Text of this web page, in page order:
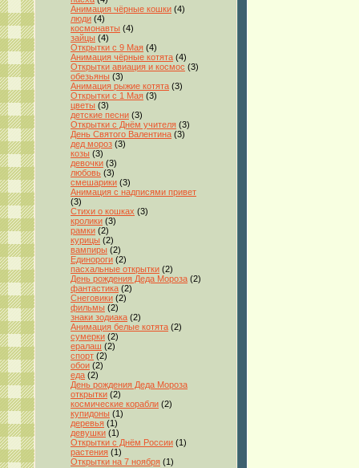
Анимация чёрные кошки (4)
люди (4)
космонавты (4)
зайцы (4)
Открытки с 9 Мая (4)
Анимация чёрные котята (4)
Открытки авиация и космос (3)
обезьяны (3)
Анимация рыжие котята (3)
Открытки с 1 Мая (3)
цветы (3)
детские песни (3)
Открытки с Днём учителя (3)
День Святого Валентина (3)
дед мороз (3)
козы (3)
девочки (3)
любовь (3)
смешарики (3)
Анимация с надписями привет
(3)
Стихи о кошках (3)
кролики (3)
рамки (2)
курицы (2)
вампиры (2)
Единороги (2)
пасхальные открытки (2)
День рождения Деда Мороза (2)
фантастика (2)
Снеговики (2)
фильмы (2)
знаки зодиака (2)
Анимация белые котята (2)
сумерки (2)
ералаш (2)
спорт (2)
обои (2)
еда (2)
День рождения Деда Мороза
открытки (2)
космические корабли (2)
купидоны (1)
деревья (1)
девушки (1)
Открытки с Днём России (1)
растения (1)
Открытки на 7 ноября (1)